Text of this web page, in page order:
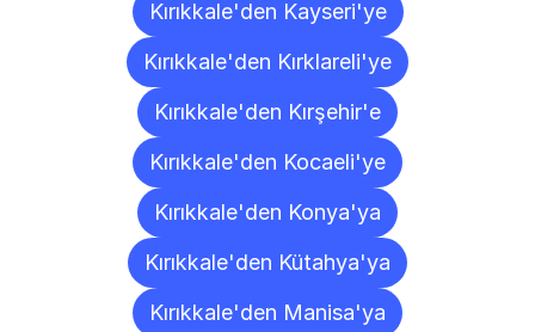
Kırıkkale'den Kayseri'ye
Kırıkkale'den Kırklareli'ye
Kırıkkale'den Kırşehir'e
Kırıkkale'den Kocaeli'ye
Kırıkkale'den Konya'ya
Kırıkkale'den Kütahya'ya
Kırıkkale'den Manisa'ya